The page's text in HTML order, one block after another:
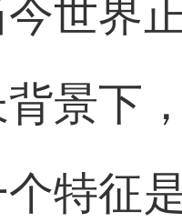
景下
特征